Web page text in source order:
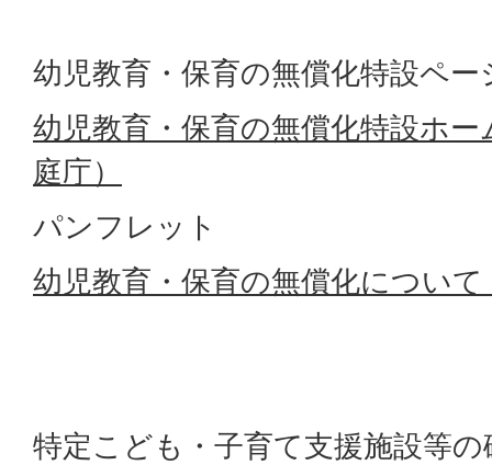
幼児教育・保育の無償化特設ペー
幼児教育・保育の無償化特設ホー
庭庁）
パンフレット
幼児教育・保育の無償化について
特定こども・子育て支援施設等